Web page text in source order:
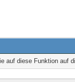
auf diese Funktion